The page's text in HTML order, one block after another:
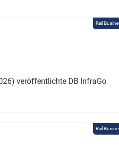
Rail
veröffentlichte DB InfraGo
Rail